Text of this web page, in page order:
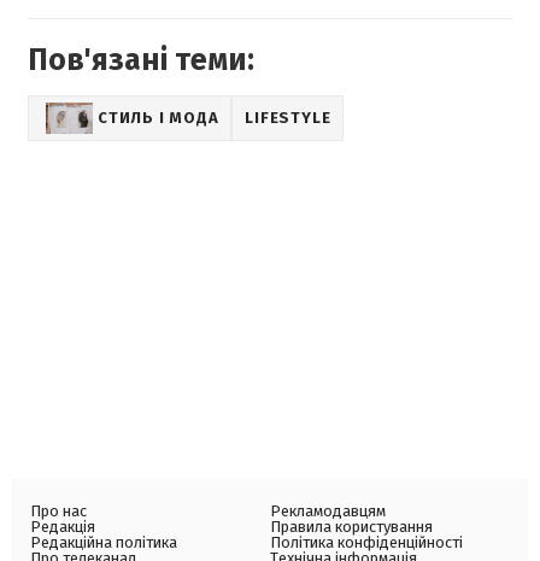
Пов'язані теми:
СТИЛЬ І МОДА LIFESTYLE
Про нас
Редакція
Редакційна політика
Рекламодавцям
Правила користування
Політика конфіденційності